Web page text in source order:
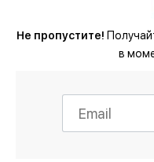
Не пропустите!
в